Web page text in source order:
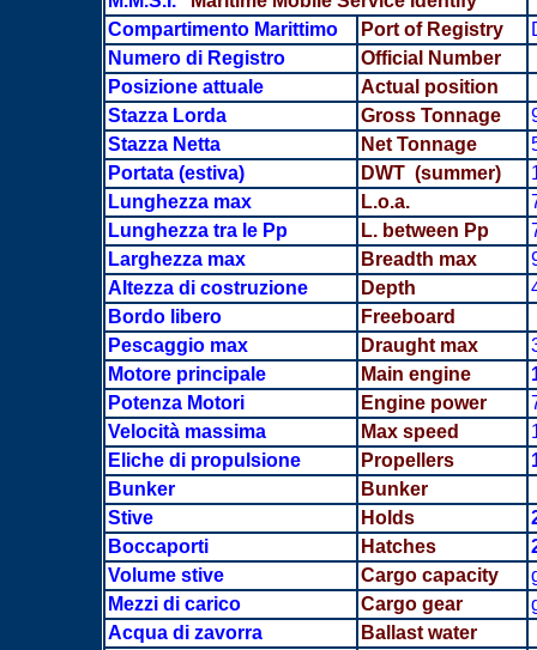
Compartimento Marittimo
Port of Registry
Numero di Registro
Official Number
Posizione attuale
Actual position
Stazza Lorda
Gross Tonnage
Stazza Netta
Net Tonnage
Portata (estiva) DWT (summer)
Lunghezza max
L.o.a.
Lunghezza tra le Pp
L. between Pp
Larghezza max
Breadth max
Altezza di costruzione
Depth
Bordo libero
Freeboard
Pescaggio max
Draught max
Motore principale
Main engine
Potenza Motori
Engine power
Velocità massima
Max speed
Eliche di propulsione
Propellers
Bunker
Bunker
Stive
Holds
Boccaporti
Hatches
Volume stive
Cargo capacity
Mezzi di carico
Cargo gear
Acqua di zavorra
Ballast water